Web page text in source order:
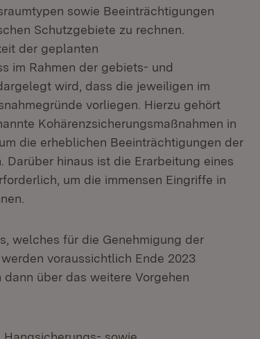
sowie Beeinträchtigungen
Schutzgebiete zu rechnen.
der geplanten
im Rahmen der gebiets- und
wird, dass die jeweiligen im
vorliegen. Hierzu gehört
Kohärenzsicherungsmaßnahmen in
die erheblichen Beeinträchtigungen der
hinaus ist die Erarbeitung eines
um die immensen Eingriffe in
welches für die Genehmigung der
voraussichtlich Ende 2023
über das weitere Vorgehen